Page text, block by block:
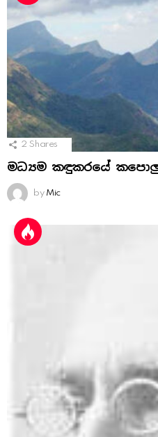
2 Shares
මධ්‍යම කඳුකරයේ
by Mic